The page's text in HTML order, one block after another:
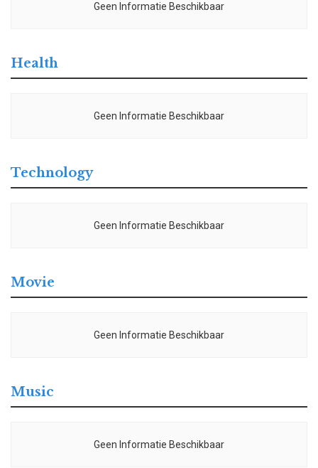
Geen Informatie Beschikbaar
Health
Geen Informatie Beschikbaar
Technology
Geen Informatie Beschikbaar
Movie
Geen Informatie Beschikbaar
Music
Geen Informatie Beschikbaar